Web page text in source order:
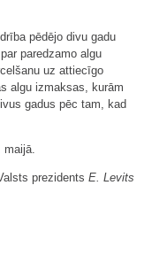
pēdējo divu gadu
paredzamo algu
uz attiecīgo
algu izmaksas, kurām
gadus pēc tam, kad
prezidents E. Levits